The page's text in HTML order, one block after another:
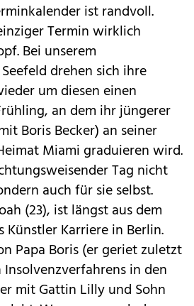
ist randvoll.
Termin wirklich
Bei unserem
drehen sich ihre
um diesen einen
an dem ihr jüngerer
Boris Becker) an seiner
Miami graduieren wird.
Tag nicht
auch für sie selbst.
(23), ist längst aus dem
Künstler Karriere in Berlin.
Papa Boris (er geriet zuletzt
in den
mit Gattin Lilly und Sohn